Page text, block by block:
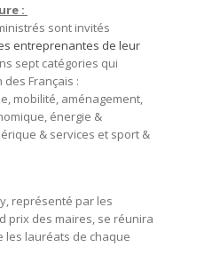
:
sont invités
entreprenantes de leur
sept catégories qui
Français :
mobilité, aménagement,
énergie &
& services et sport &
représenté par les
prix des maires, se réunira
les lauréats de chaque